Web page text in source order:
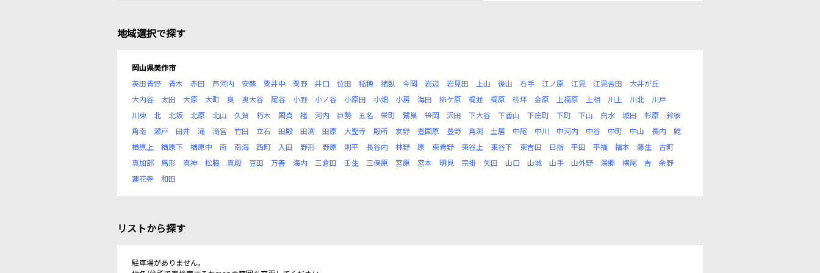
地域選択で探す
岡山県美作市
英田青野
青木 赤田 芦河内 安蘇 粟井中 粟野 井口 位田 稲穂 猪臥 今岡 岩辺 岩見田 上山 後山 右手 江ノ原 江見 江見吉田
大井が丘
大内谷
太田 大原 大町 奥 奥大谷 尾谷 小野 小ノ谷 小原田 小畑 小房 海田 柿ケ原 梶並 梶原 桂坪 金原 上福原 上相 川上 川北
川戸
川東
北 北坂 北原 北山 久賀 朽木 国貞 楮 河内 巨勢 五名 栄町 鷺巣 笹岡 沢田 下大谷 下香山 下庄町 下町 下山 白水 城田 杉原
鈴家
角南
瀬戸 田井 滝 滝宮 竹田 立石 田殿 田渕 田原 大聖寺 殿所 友野 豊国原 豊野 鳥渕 土居 中尾 中川 中河内 中谷 中町 中山 長内
鯰
楢原上
楢原下 楢原中 南 南海 西町 入田 野形 野原 則平 長谷内 林野 原 東青野 東谷上 東谷下 東吉田 日指 平田 平福 福本 藤生
古町
真加部
馬形 真神 松脇 真殿 豆田 万善 海内 三倉田 壬生 三保原 宮原 宮本 明見 宗掛 矢田 山口 山城 山手 山外野 湯郷 横尾 吉
余野
蓮花寺
和田
リストから探す
駐車場がありません。